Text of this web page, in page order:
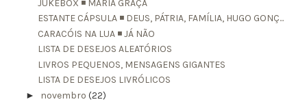
JUKEBOX ◾ MARIA GRAÇA
ESTANTE CÁPSULA ◾ DEUS, PÁTRIA, FAMÍLIA, HUGO GONÇ...
CARACÓIS NA LUA ◾ JÁ NÃO
LISTA DE DESEJOS ALEATÓRIOS
LIVROS PEQUENOS, MENSAGENS GIGANTES
LISTA DE DESEJOS LIVRÓLICOS
► novembro (22)